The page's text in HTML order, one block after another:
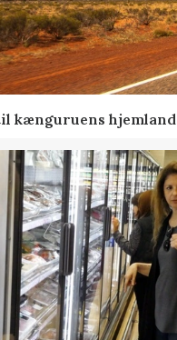
kænguruens hjemland